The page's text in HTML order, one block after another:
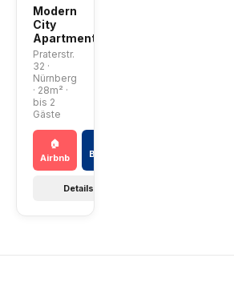
Modern
City
Apartment
Praterstr.
32 ·
Nürnberg
· 28m² ·
bis 2
Gäste
🏠
Airbnb
Booking
Details →